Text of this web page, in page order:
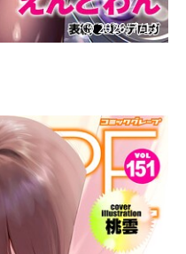
2026/7/13